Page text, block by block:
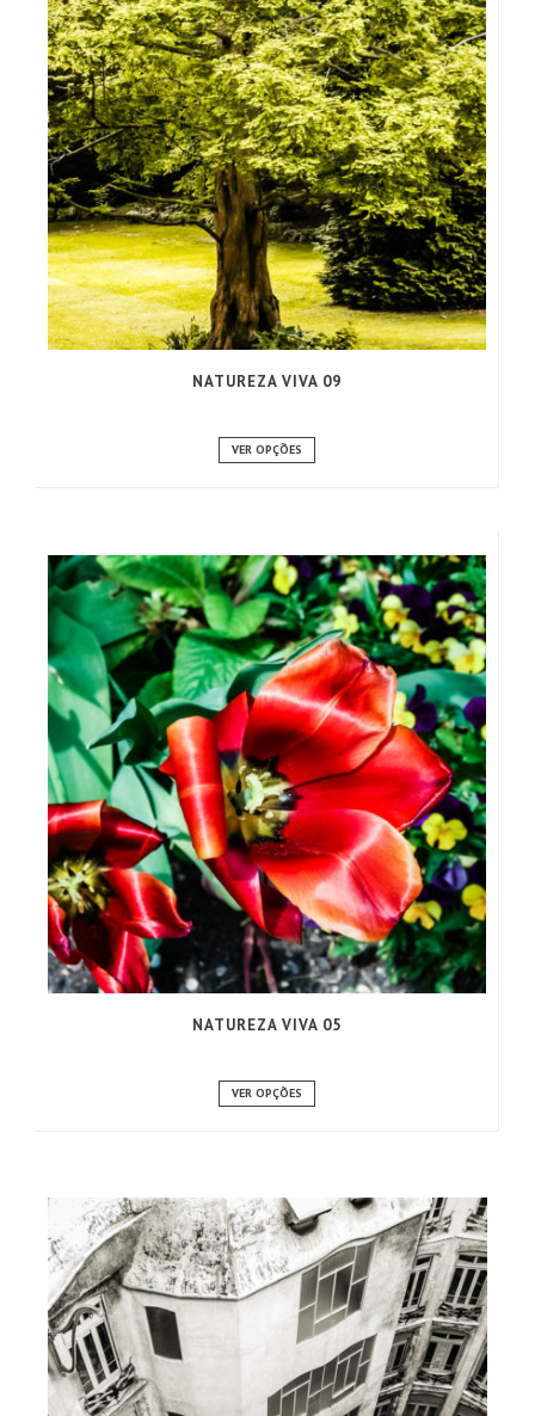
NATUREZA VIVA 09
VER OPÇÕES
NATUREZA VIVA 05
VER OPÇÕES